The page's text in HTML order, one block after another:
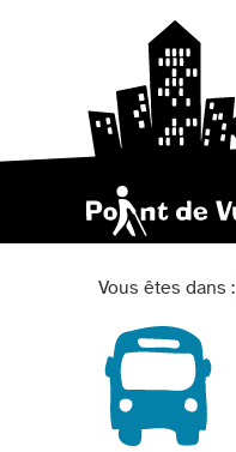
Vous êtes dans :